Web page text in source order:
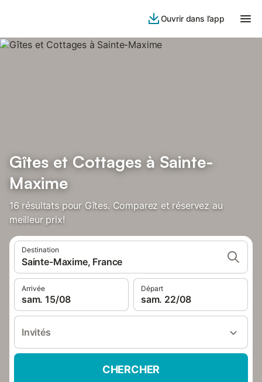
Ouvrir dans l’app
Gîtes et Cottages à Sainte-
Maxime
16 résultats pour Gîtes. Comparez et réservez au
meilleur prix!
Destination
Sainte-Maxime, France
Arrivée
sam. 15/08
Départ
sam. 22/08
Invités
CHERCHER